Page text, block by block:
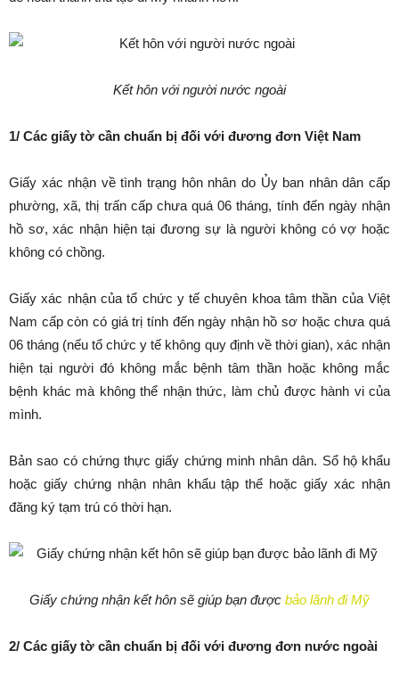
Kết hôn với người nước ngoài
1/ Các giấy tờ cần chuẩn bị đối với đương đơn Việt Nam
Giấy xác nhận về tình trạng hôn nhân do Ủy ban nhân dân cấp
phường, xã, thị trấn cấp chưa quá 06 tháng, tính đến ngày nhận
hồ sơ, xác nhận hiện tại đương sự là người không có vợ hoặc
không có chồng.
Giấy xác nhận của tổ chức y tế chuyên khoa tâm thần của Việt
Nam cấp còn có giá trị tính đến ngày nhận hồ sơ hoặc chưa quá
06 tháng (nếu tổ chức y tế không quy định về thời gian), xác nhận
hiện tại người đó không mắc bệnh tâm thần hoặc không mắc
bệnh khác mà không thể nhận thức, làm chủ được hành vi của
mình.
Bản sao có chứng thực giấy chứng minh nhân dân. Sổ hộ khẩu
hoặc giấy chứng nhận nhân khẩu tập thể hoặc giấy xác nhận
đăng ký tạm trú có thời hạn.
Giấy chứng nhận kết hôn sẽ giúp bạn được bảo lãnh đi Mỹ
2/ Các giấy tờ cần chuẩn bị đối với đương đơn nước ngoài